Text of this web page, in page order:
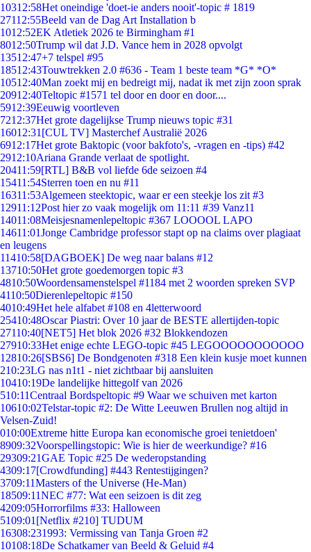
10312:58Het oneindige 'doet-ie anders nooit'-topic # 1819
27112:55Beeld van de Dag Art Installation b
1012:52EK Atletiek 2026 te Birmingham #1
8012:50Trump wil dat J.D. Vance hem in 2028 opvolgt
13512:47+7 telspel #95
18512:43Touwtrekken 2.0 #636 - Team 1 beste team *G* *O*
10512:40Man zoekt mij en bedreigt mij, nadat ik met zijn zoon sprak
20912:40Teltopic #1571 tel door en door en door....
5912:39Eeuwig voortleven
7212:37Het grote dagelijkse Trump nieuws topic #31
16012:31 [CUL TV] Masterchef Australië 2026
6912:17Het grote Baktopic (voor bakfoto's, -vragen en -tips) #42
2912:10Ariana Grande verlaat de spotlight.
20411:59[RTL] B&B vol liefde 6de seizoen #4
15411:54Sterren toen en nu #11
16311:53Algemeen steektopic, waar er een steekje los zit #3
12911:12Post hier zo vaak mogelijk om 11:11 #39 Vanz11
14011:08Meisjesnamenlepeltopic #367 LOOOOL LAPO
14611:01Jonge Cambridge professor stapt op na claims over plagiaat
en leugens
11410:58[DAGBOEK] De weg naar balans #12
13710:50Het grote goedemorgen topic #3
4810:50Woordensamenstelspel #1184 met 2 woorden spreken SVP
4110:50Dierenlepeltopic #150
4010:49Het hele alfabet #108 en 4letterwoord
25410:48Oscar Piastri: Over 10 jaar de BESTE allertijden-topic
27110:40[NET5] Het blok 2026 #32 Blokkendozen
27910:33Het enige echte LEGO-topic #45 LEGOOOOOOOOOOO
12810:26[SBS6] De Bondgenoten #318 Een klein kusje moet kunnen
210:23LG nas n1t1 - niet zichtbaar bij aansluiten
10410:19De landelijke hittegolf van 2026
510:11Centraal Bordspeltopic #9 Waar we schuiven met karton
10610:02Telstar-topic #2: De Witte Leeuwen Brullen nog altijd in
Velsen-Zuid!
010:00Extreme hitte Europa kan economische groei tenietdoen'
8909:32Voorspellingstopic: Wie is hier de weerkundige? #16
29309:21GAE Topic #25 De wederopstanding
4309:17[Crowdfunding] #443 Rentestijgingen?
3709:11Masters of the Universe (He-Man)
18509:11NEC #77: Wat een seizoen is dit zeg
4209:05Horrorfilms #33: Halloween
5109:01 [Netflix #210] TUDUM
16308:231993: Vermissing van Tanja Groen #2
10108:18De Schatkamer van Beeld & Geluid #4